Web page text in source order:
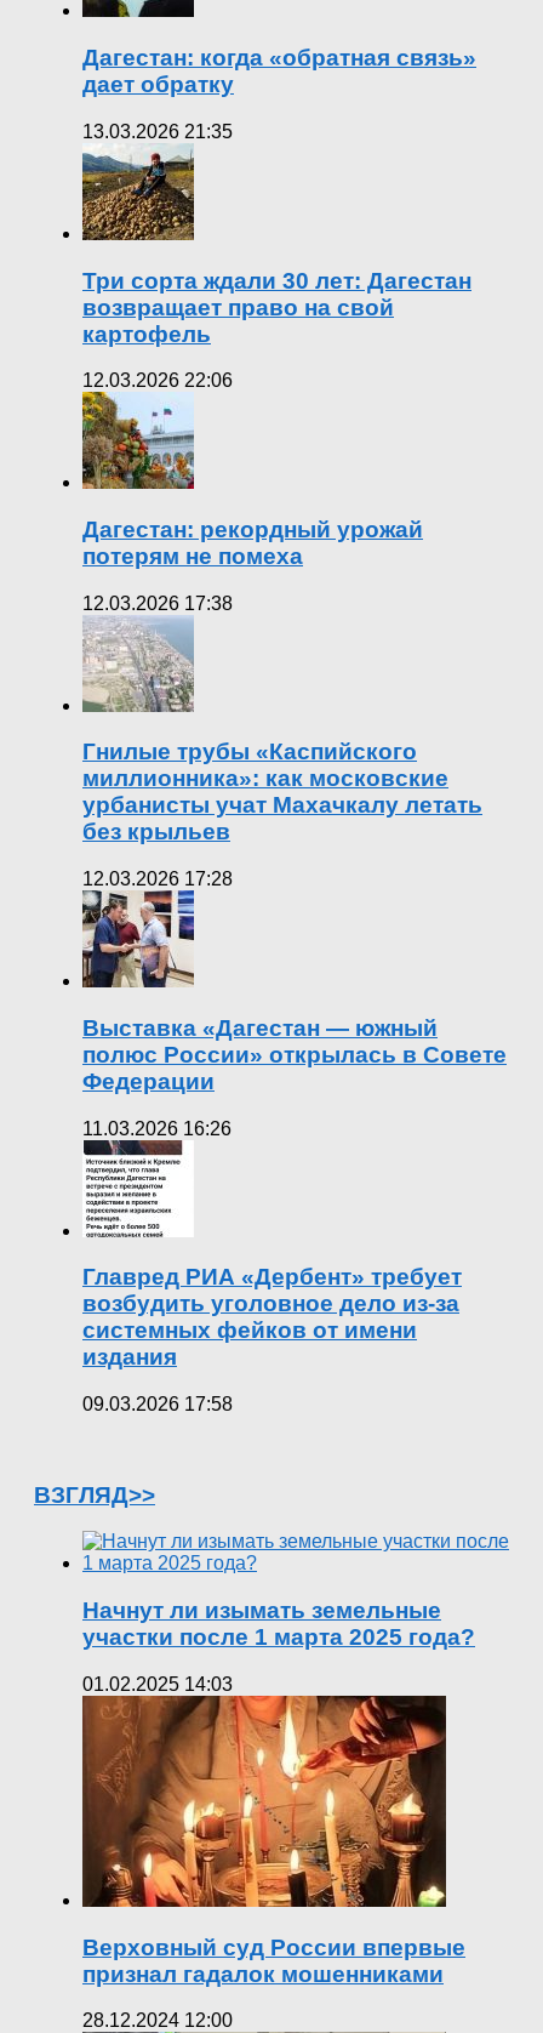
Дагестан: когда «обратная связь»
дает обратку
13.03.2026 21:35
Три сорта ждали 30 лет: Дагестан
возвращает право на свой
картофель
12.03.2026 22:06
Дагестан: рекордный урожай
потерям не помеха
12.03.2026 17:38
Гнилые трубы «Каспийского
миллионника»: как московские
урбанисты учат Махачкалу летать
без крыльев
12.03.2026 17:28
Выставка «Дагестан — южный
полюс России» открылась в Совете
Федерации
11.03.2026 16:26
Главред РИА «Дербент» требует
возбудить уголовное дело из-за
системных фейков от имени
издания
09.03.2026 17:58
ВЗГЛЯД>>
Начнут ли изымать земельные
участки после 1 марта 2025 года?
01.02.2025 14:03
Верховный суд России впервые
признал гадалок мошенниками
28.12.2024 12:00